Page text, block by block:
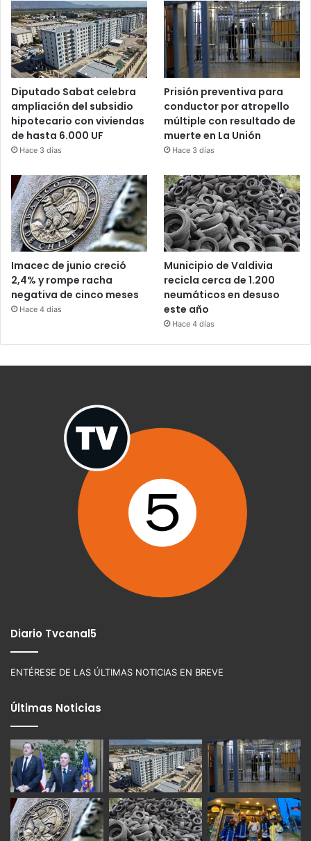
Diputado Sabat celebra
ampliación del subsidio
hipotecario con viviendas
de hasta 6.000 UF
Hace 3 días
Prisión preventiva para
conductor por atropello
múltiple con resultado de
muerte en La Unión
Hace 3 días
Imacec de junio creció
2,4% y rompe racha
negativa de cinco meses
Hace 4 días
Municipio de Valdivia
recicla cerca de 1.200
neumáticos en desuso
este año
Hace 4 días
Diario Tvcanal5
ENTÉRESE DE LAS ÚLTIMAS NOTICIAS EN BREVE
Últimas Noticias